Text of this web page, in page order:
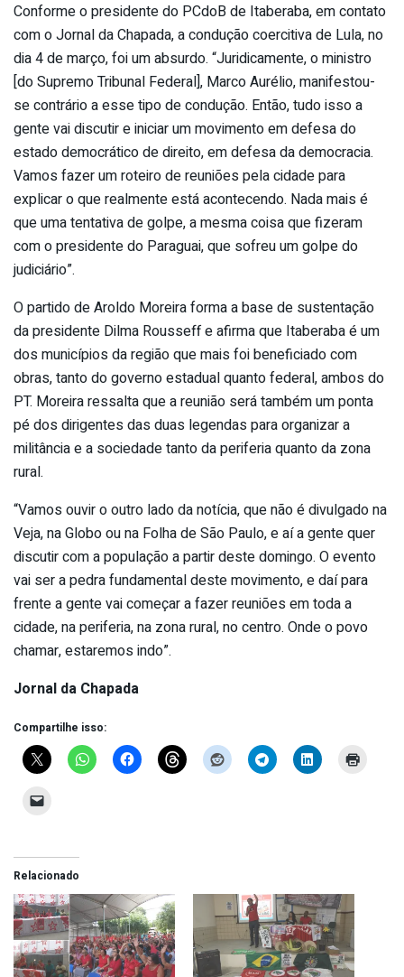
Conforme o presidente do PCdoB de Itaberaba, em contato
com o Jornal da Chapada, a condução coercitiva de Lula, no
dia 4 de março, foi um absurdo. “Juridicamente, o ministro
[do Supremo Tribunal Federal], Marco Aurélio, manifestou-
se contrário a esse tipo de condução. Então, tudo isso a
gente vai discutir e iniciar um movimento em defesa do
estado democrático de direito, em defesa da democracia.
Vamos fazer um roteiro de reuniões pela cidade para
explicar o que realmente está acontecendo. Nada mais é
que uma tentativa de golpe, a mesma coisa que fizeram
com o presidente do Paraguai, que sofreu um golpe do
judiciário”.
O partido de Aroldo Moreira forma a base de sustentação
da presidente Dilma Rousseff e afirma que Itaberaba é um
dos municípios da região que mais foi beneficiado com
obras, tanto do governo estadual quanto federal, ambos do
PT. Moreira ressalta que a reunião será também um ponta
pé dos dirigentes das duas legendas para organizar a
militância e a sociedade tanto da periferia quanto da zona
rural.
“Vamos ouvir o outro lado da notícia, que não é divulgado na
Veja, na Globo ou na Folha de São Paulo, e aí a gente quer
discutir com a população a partir deste domingo. O evento
vai ser a pedra fundamental deste movimento, e daí para
frente a gente vai começar a fazer reuniões em toda a
cidade, na periferia, na zona rural, no centro. Onde o povo
chamar, estaremos indo”.
Jornal da Chapada
Compartilhe isso:
Relacionado